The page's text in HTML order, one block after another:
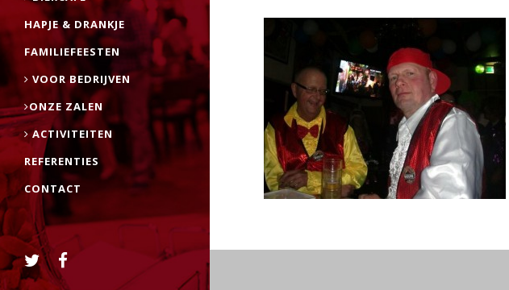
HAPJE & DRANKJE
FAMILIEFEESTEN
VOOR BEDRIJVEN
ONZE ZALEN
ACTIVITEITEN
REFERENTIES
CONTACT